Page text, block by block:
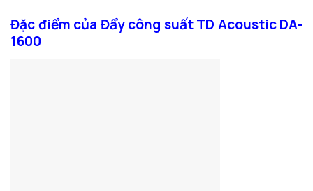
Đặc điểm của Đẩy công suất TD Acoustic DA-
1600